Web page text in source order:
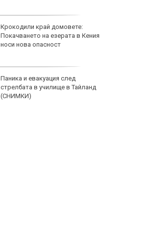
Крокодили край домовете:
Покачването на езерата в Кения
носи нова опасност
Паника и евакуация след
стрелбата в училище в Тайланд
(СНИМКИ)